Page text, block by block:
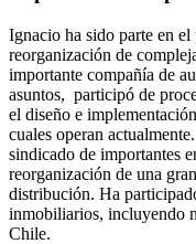
Ignacio ha sido parte en
reorganización de
importante compañía de
asuntos, participó de
el diseño e
cuales operan
sindicado de importantes
reorganización de una
distribución. Ha
inmobiliarios, incluyendo
Chile.